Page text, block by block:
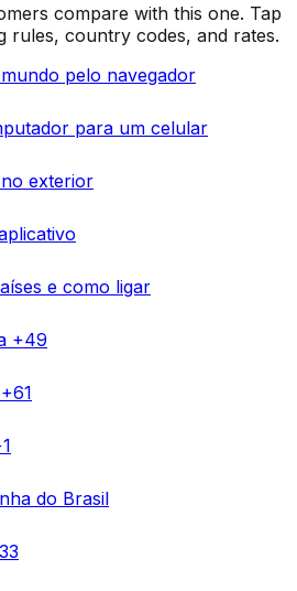
compare with this one. Tap
rules, country codes, and rates.
pelo navegador
para um celular
exterior
e como ligar
+49
do Brasil